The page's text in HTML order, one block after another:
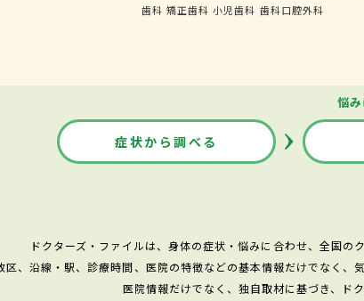
歯科 矯正歯科 小児歯科 歯科口腔外科
悩
症状から調べる
ドクターズ・ファイルは、身体の症状・悩みに合わせ、全国の
区、沿線・駅、診療時間、医院の特徴などの基本情報だけでなく、
医院情報だけでなく、独自取材に基づき、ド